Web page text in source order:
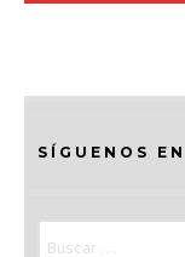
SÍGUENOS